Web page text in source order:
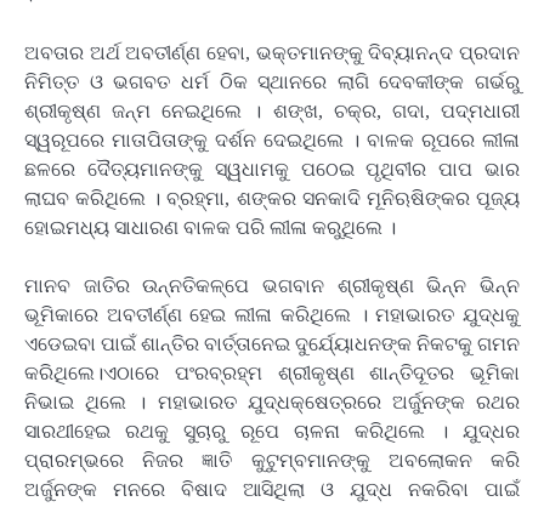
ଅବତାର ଅର୍ଥ ଅବତୀର୍ଣ୍ଣ ହେବା, ଭକ୍ତମାନଙ୍କୁ ଦିବ୍ୟାନନ୍ଦ ପ୍ରଦାନ
ନିମିତ୍ତ ଓ ଭଗବତ ଧର୍ମ ଠିକ ସ୍ଥାନରେ ଲାଗି ଦେବକୀଙ୍କ ଗର୍ଭରୁ
ଶ୍ରୀକୃଷ୍ଣ ଜନ୍ମ ନେଇଥିଲେ । ଶଙ୍ଖ, ଚକ୍ର, ଗଦା, ପଦ୍ମଧାରୀ
ସ୍ୱରୂପରେ ମାତାପିତାଙ୍କୁ ଦର୍ଶନ ଦେଇଥିଲେ । ବାଳକ ରୂପରେ ଲୀଳା
ଛଳରେ ଦୈତ୍ୟମାନଙ୍କୁ ସ୍ୱଧାମକୁ ପଠେଇ ପୃଥିବୀର ପାପ ଭାର
ଲାଘବ କରିଥିଲେ । ବ୍ରହ୍ମା, ଶଙ୍କର ସନକାଦି ମୂନିଋଷିଙ୍କର ପୂଜ୍ୟ
ହୋଇମଧ୍ୟ ସାଧାରଣ ବାଳକ ପରି ଲୀଳା କରୁଥିଲେ ।
ମାନବ ଜାତିର ଉନ୍ନତିକଳ୍ପେ ଭଗବାନ ଶ୍ରୀକୃଷ୍ଣ ଭିନ୍ନ ଭିନ୍ନ
ଭୂମିକାରେ ଅବତୀର୍ଣ୍ଣ ହେଇ ଲୀଳା କରିଥିଲେ । ମହାଭାରତ ଯୁଦ୍ଧକୁ
ଏଡେଇବା ପାଇଁ ଶାନ୍ତିର ବାର୍ତ୍ତାନେଇ ଦୁର୍ଯ୍ୟୋଧନଙ୍କ ନିକଟକୁ ଗମନ
କରିଥିଲେ।ଏଠାରେ ପଂରବ୍ରହ୍ମ ଶ୍ରୀକୃଷ୍ଣ ଶାନ୍ତିଦୂତର ଭୂମିକା
ନିଭାଇ ଥିଲେ । ମହାଭାରତ ଯୁଦ୍ଧକ୍ଷେତ୍ରରେ ଅର୍ଜୁନଙ୍କ ରଥର
ସାରଥୀହେଇ ରଥକୁ ସୁଚାରୁ ରୂପେ ଚାଳନା କରିଥିଲେ । ଯୁଦ୍ଧର
ପ୍ରାରମ୍ଭରେ ନିଜର ଜ୍ଞାତି କୁଟୁମ୍ବମାନଙ୍କୁ ଅବଲୋକନ କରି
ଅର୍ଜୁନଙ୍କ ମନରେ ବିଷାଦ ଆସିଥିଲା ଓ ଯୁଦ୍ଧ ନକରିବା ପାଇଁ